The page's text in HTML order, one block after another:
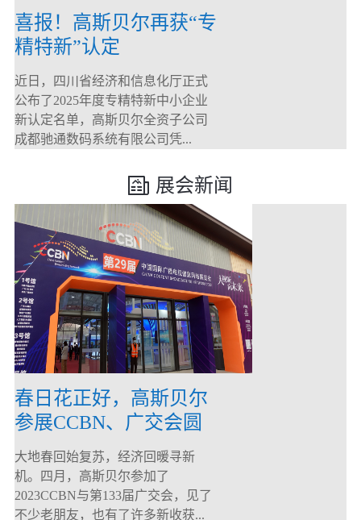
喜报！高斯贝尔再获“专
精特新”认定
近日，四川省经济和信息化厅正式
公布了2025年度专精特新中小企业
新认定名单，高斯贝尔全资子公司
成都驰通数码系统有限公司凭...
展会新闻
春日花正好，高斯贝尔
参展CCBN、广交会圆
满落幕！
大地春回始复苏，经济回暖寻新
机。四月，高斯贝尔参加了
2023CCBN与第133届广交会，见了
不少老朋友，也有了许多新收获...